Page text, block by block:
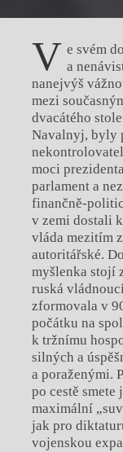
V e svém
a
nanejvýš
mezi
dvacátého
Navalnyj, byly
moci
parlament a
finančně-
v zemi dostali
vláda mezitím
autoritářské.
myšlenka stojí
ruská
zformovala v
počátku na
k tržnímu
silných a
a poraženými.
po cestě
maximální
jak pro
vojenskou